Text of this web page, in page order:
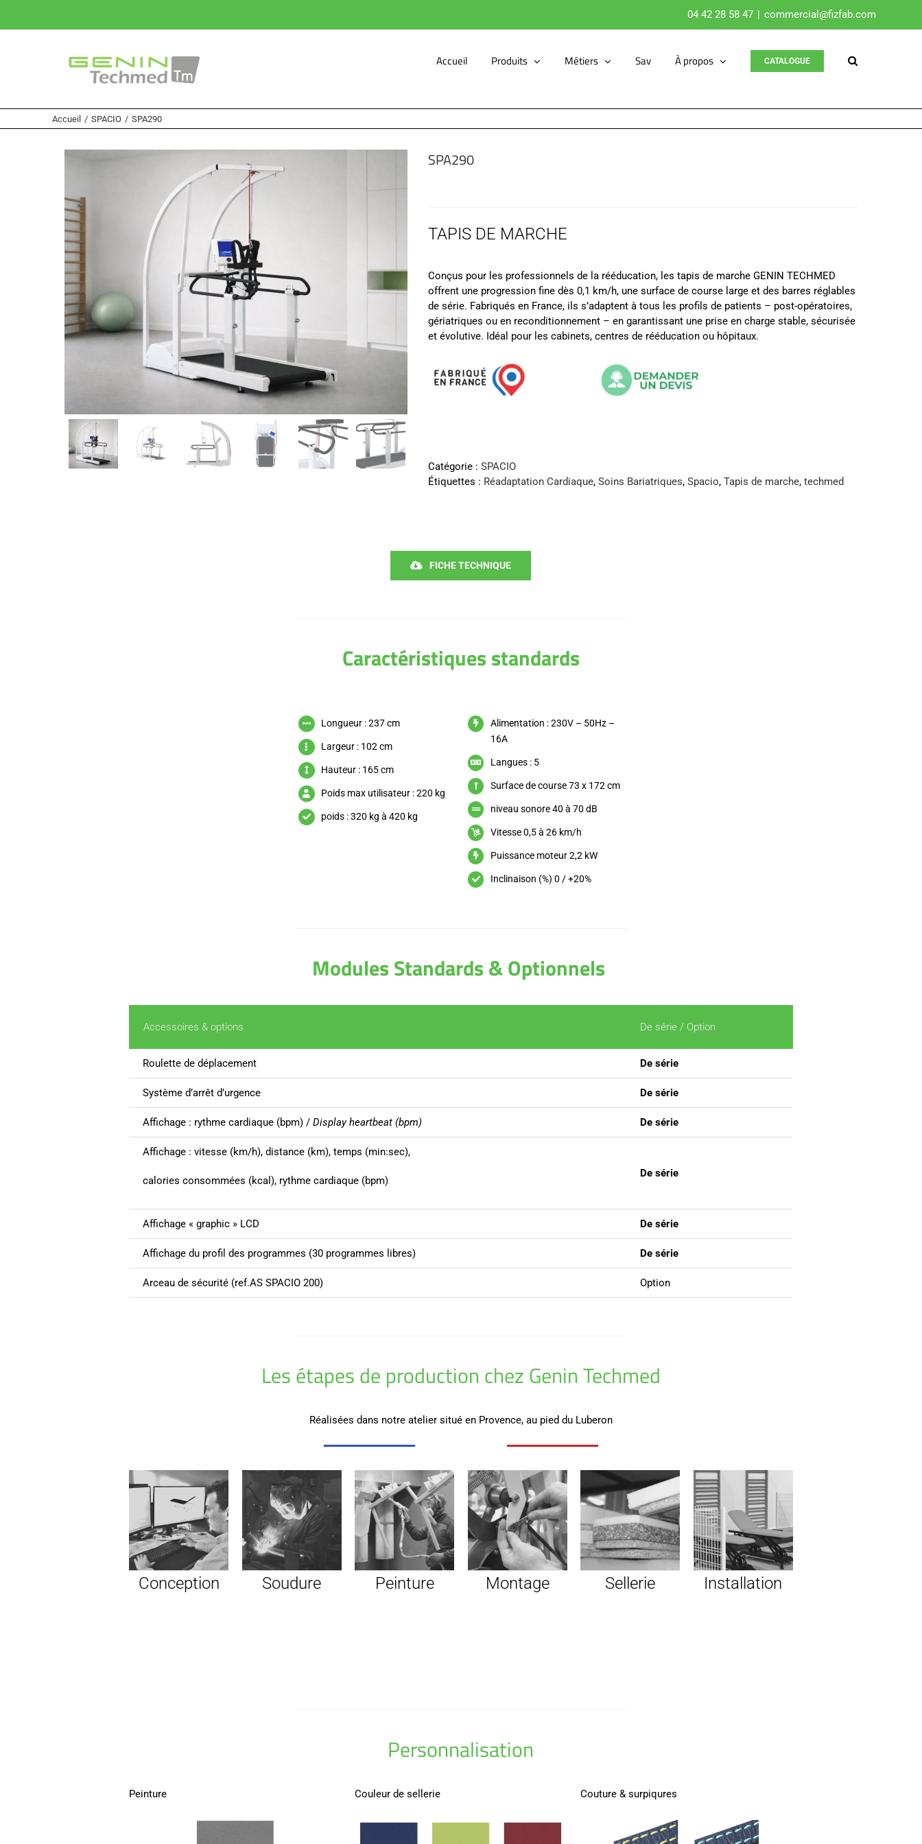
04 42 28 58 47 | commercial@fizfab.com
Accueil Produits Métiers Sav À propos CATALOGUE
Accueil / SPACIO / SPA290
SPA290
TAPIS DE MARCHE
Conçus pour les professionnels de la rééducation, les tapis de marche GENIN TECHMED
offrent une progression fine dès 0,1 km/h, une surface de course large et des barres réglables
de série. Fabriqués en France, ils s’adaptent à tous les profils de patients – post-opératoires,
gériatriques ou en reconditionnement – en garantissant une prise en charge stable, sécurisée
et évolutive. Idéal pour les cabinets, centres de rééducation ou hôpitaux.
Catégorie :SPACIO
Étiquettes : Réadaptation Cardiaque,Soins Bariatriques,Spacio,Tapis de marche,techmed
FICHE TECHNIQUE
Caractéristiques standards
Longueur : 237 cm
Largeur : 102 cm
Hauteur : 165 cm
Poids max utilisateur : 220 kg
poids : 320 kg à 420 kg
Alimentation : 230V – 50Hz –
16A
Langues : 5
Surface de course 73 x 172 cm
niveau sonore 40 à 70 dB
Vitesse 0,5 à 26 km/h
Puissance moteur 2,2 kW
Inclinaison (%) 0 / +20%
Modules Standards & Optionnels
Accessoires & options De série / Option
Roulette de déplacement De série
Système d’arrêt d’urgence De série
Affichage : rythme cardiaque (bpm) / Display heartbeat (bpm) De série
Affichage : vitesse (km/h), distance (km), temps (min:sec),
calories consommées (kcal), rythme cardiaque (bpm)
De série
Affichage « graphic » LCD De série
Affichage du profil des programmes (30 programmes libres) De série
Arceau de sécurité (ref.AS SPACIO 200) Option
Les étapes de production chez Genin Techmed
Réalisées dans notre atelier situé en Provence, au pied du Luberon
Conception Soudure Peinture Montage Sellerie Installation
Personnalisation
Peinture Couleur de sellerie Couture & surpiqures